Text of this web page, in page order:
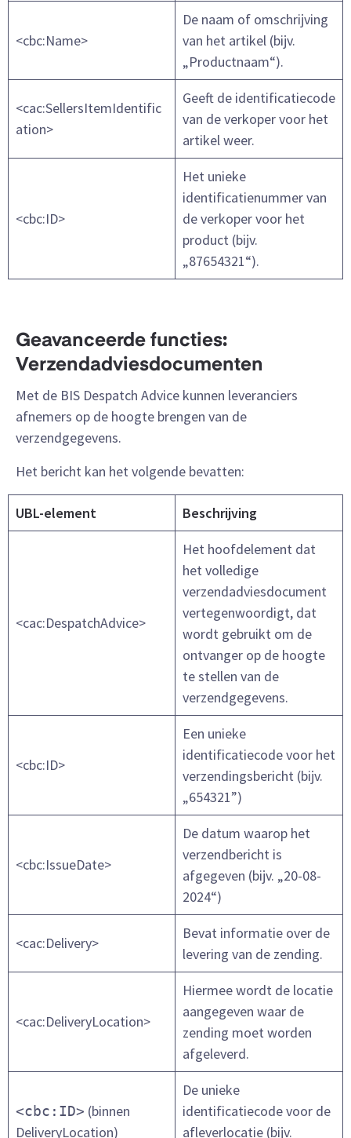
<cbc:Name>
De naam of omschrijving
van het artikel (bijv.
„Productnaam“).
<cac:SellersItemIdentific
ation>
Geeft de identificatiecode
van de verkoper voor het
artikel weer.
<cbc:ID>
Het unieke
identificatienummer van
de verkoper voor het
product (bijv.
„87654321“).
Geavanceerde functies:
Verzendadviesdocumenten
Met de BIS Despatch Advice kunnen leveranciers
afnemers op de hoogte brengen van de
verzendgegevens.
Het bericht kan het volgende bevatten:
UBL-element Beschrijving
<cac:DespatchAdvice>
Het hoofdelement dat
het volledige
verzendadviesdocument
vertegenwoordigt, dat
wordt gebruikt om de
ontvanger op de hoogte
te stellen van de
verzendgegevens.
<cbc:ID>
Een unieke
identificatiecode voor het
verzendingsbericht (bijv.
„654321”)
<cbc:IssueDate>
De datum waarop het
verzendbericht is
afgegeven (bijv. „20-08-
2024“)
<cac:Delivery>
Bevat informatie over de
levering van de zending.
<cac:DeliveryLocation>
Hiermee wordt de locatie
aangegeven waar de
zending moet worden
afgeleverd.
<cbc:ID> (binnen
DeliveryLocation)
De unieke
identificatiecode voor de
afleverlocatie (bijv.